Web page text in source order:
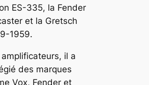
ES-335, la Fender
et la Gretsch
1959.
il a
des marques
Vox, Fender et